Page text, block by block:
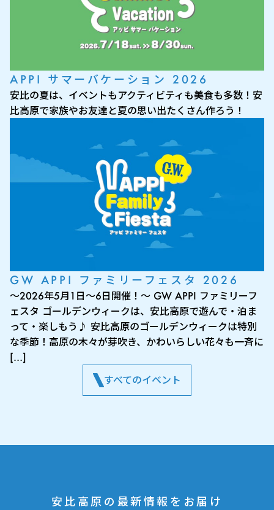
APPI サマーバケーション 2026
安比の夏は、イベントもアクティビティも美食も多数！安
比高原で家族やお友達と夏の思い出たくさん作ろう！
GW APPI ファミリーフェスタ 2026
～2026年5月1日～6日開催！～ GW APPI ファミリーフ
ェスタ ゴールデンウィークは、安比高原で遊んで・泊ま
って・楽しもう♪ 安比高原のゴールデンウィークは特別
な季節！高原の木々が芽吹き、かわいらしい花々も一斉に
[…]
すべてのイベント
安比高原の最新情報をお届け